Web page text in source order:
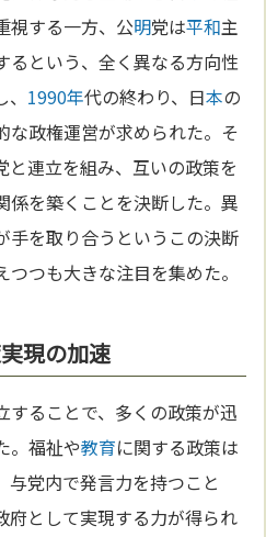
視する一方、公明党は平和主
るという、全く異なる方向性
1990年代の終わり、日本の
な政権運営が求められた。そ
と連立を組み、互いの政策を
係を築くことを決断した。異
手を取り合うというこの決断
つつも大きな注目を集めた。
現の加速
することで、多くの政策が迅
。福祉や教育に関する政策は
与党内で発言力を持つこと
府として実現する力が得られ